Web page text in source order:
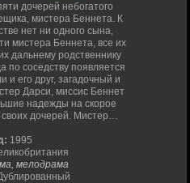
дочерей небогатого
мистера Беннета. К
нет ни одного сына,
мистера Беннета, все их
дальнему родственнику
по соседству появляется
и его друг, загадочный и
Дарси, миссис Беннет
надежды на скорое
дочерей. Мистер…
1995
мелодрама